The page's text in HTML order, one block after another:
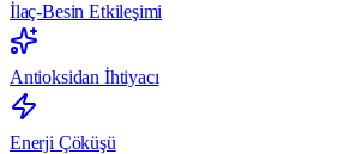
İlaç-Besin Etkileşimi
Antioksidan İhtiyacı
Enerji Çöküşü